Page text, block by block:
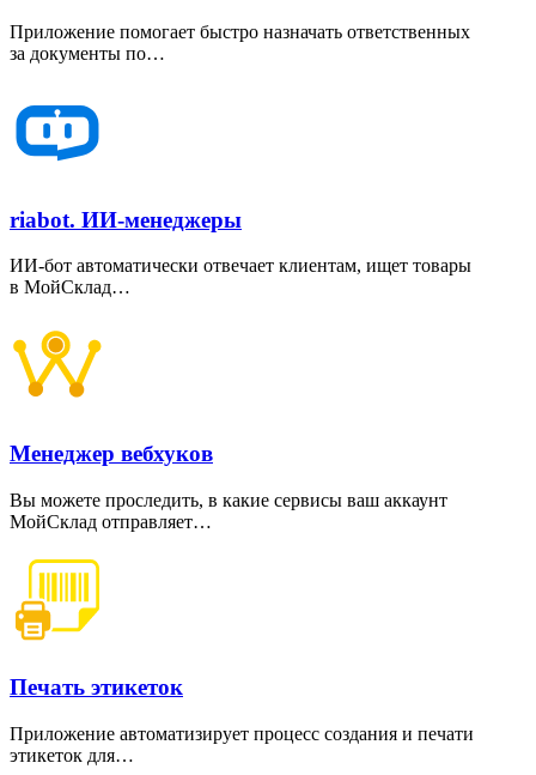
Приложение помогает быстро назначать ответственных
за документы по…
riabot. ИИ-менеджеры
ИИ-бот автоматически отвечает клиентам, ищет товары
в МойСклад…
Менеджер вебхуков
Вы можете проследить, в какие сервисы ваш аккаунт
МойСклад отправляет…
Печать этикеток
Приложение автоматизирует процесс создания и печати
этикеток для…